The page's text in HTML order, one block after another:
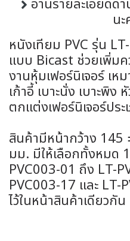
อ่านรายละเอียด
นะ
หนังเทียม PVC รุ่น
แบบ Bicast ช่วยเพิ่ม
งานหุ้มเฟอร์นิเจอร์ เห
เก้าอี้ เบาะนั่ง เบาะพิง
ตกแต่งเฟอร์นิเจอร์ปร
สินค้ามีหน้ากว้าง
มม. มีให้เลือกทั้งหมด
PVC003-01 ถึง LT-
PVC003-17 และ LT-
ไว้ในหน้าสินค้าเดียวกัน